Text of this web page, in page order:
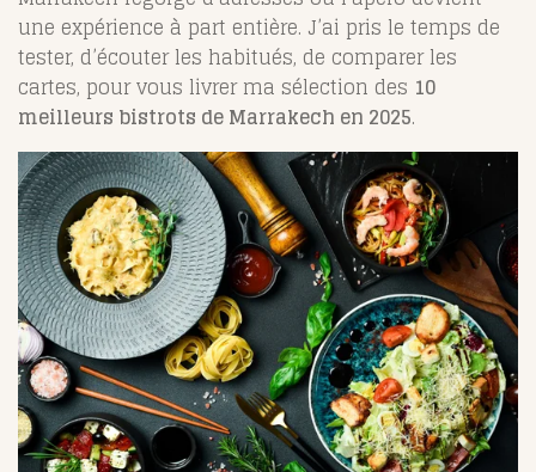
une expérience à part entière. J’ai pris le temps de
tester, d’écouter les habitués, de comparer les
cartes, pour vous livrer ma sélection des 10
meilleurs bistrots de Marrakech en 2025.